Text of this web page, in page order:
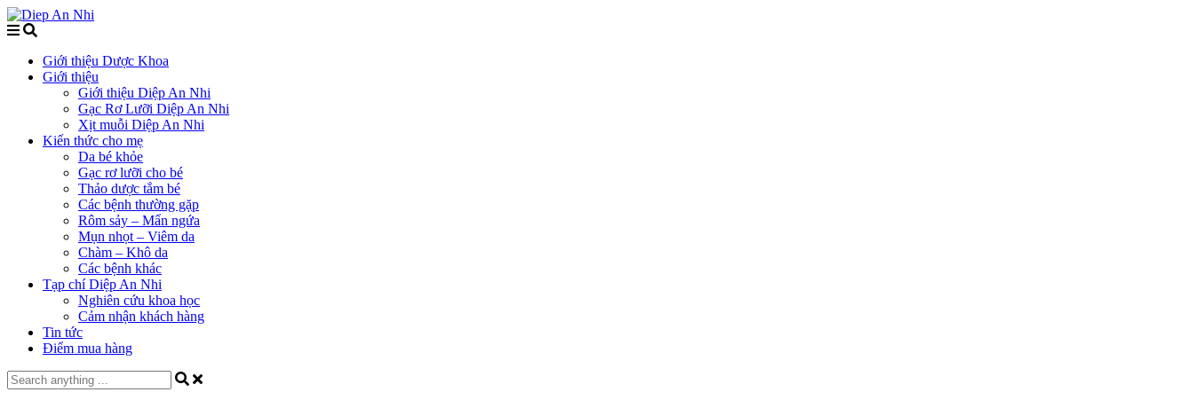
Giới thiệu Dược Khoa
Giới thiệu
Giới thiệu Diệp An Nhi
Gạc Rơ Lưỡi Diệp An Nhi
Xịt muỗi Diệp An Nhi
Kiến thức cho mẹ
Da bé khỏe
Gạc rơ lưỡi cho bé
Thảo dược tắm bé
Các bệnh thường gặp
Rôm sảy – Mẩn ngứa
Mụn nhọt – Viêm da
Chàm – Khô da
Các bệnh khác
Tạp chí Diệp An Nhi
Nghiên cứu khoa học
Cảm nhận khách hàng
Tin tức
Điểm mua hàng